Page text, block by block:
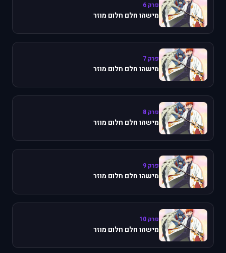
פרק 6
מישהו חלם חלום מוזר
פרק 7
מישהו חלם חלום מוזר
פרק 8
מישהו חלם חלום מוזר
פרק 9
מישהו חלם חלום מוזר
פרק 10
מישהו חלם חלום מוזר